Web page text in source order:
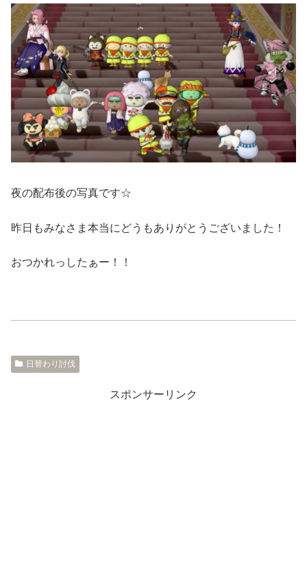
夜の配布後の写真です☆
昨日もみなさま本当にどうもありがとうございました！
おつかれっしたぁー！！
日替わり討伐
スポンサーリンク